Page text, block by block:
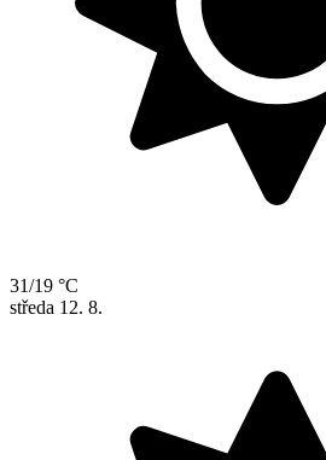
31/19 °C
středa 12. 8.